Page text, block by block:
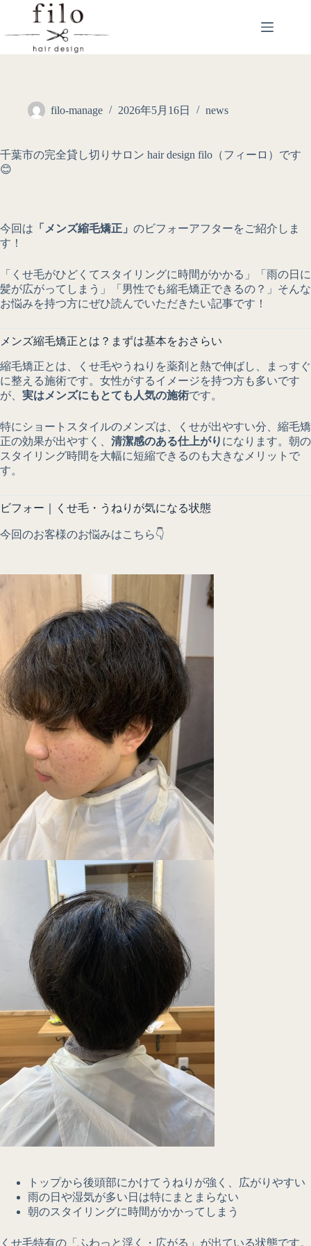
filo-manage 2026年5月16日 news
千葉市の完全貸し切りサロン hair design filo（フィーロ）です
😊
今回は 「メンズ縮毛矯正」 のビフォーアフターをご紹介しま
す！
「くせ毛がひどくてスタイリングに時間がかかる」「雨の日に
髪が広がってしまう」「男性でも縮毛矯正できるの？」そんな
お悩みを持つ方にぜひ読んでいただきたい記事です！
メンズ縮毛矯正とは？まずは基本をおさらい
縮毛矯正とは、くせ毛やうねりを薬剤と熱で伸ばし、まっすぐ
に整える施術です。女性がするイメージを持つ方も多いです
が、 実はメンズにもとても人気の施術です。
特にショートスタイルのメンズは、くせが出やすい分、縮毛矯
正の効果が出やすく、 清潔感のある仕上がり になります。朝の
スタイリング時間を大幅に短縮できるのも大きなメリットで
す。
ビフォー｜くせ毛・うねりが気になる状態
今回のお客様のお悩みはこちら👇
トップから後頭部にかけてうねりが強く、広がりやすい
雨の日や湿気が多い日は特にまとまらない
朝のスタイリングに時間がかかってしまう
くせ毛特有の「ふわっと浮く・広がる」が出ている状態です。